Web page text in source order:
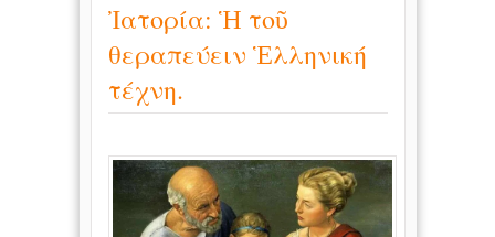
Ἰατορία: Ἡ τοῦ
θεραπεύειν Ἑλληνική
τέχνη.